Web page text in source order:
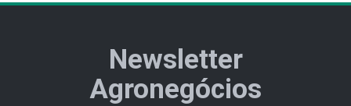
Newsletter
Agronegócios